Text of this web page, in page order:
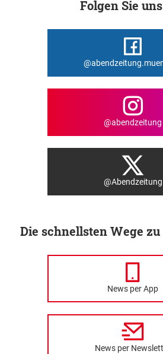
Folgen Sie
@abendzeitung
@Abendzeitung
Die schnellsten Wege
News per App
News per